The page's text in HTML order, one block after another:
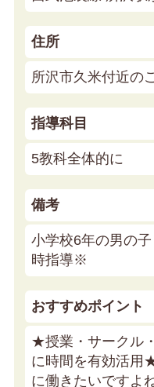
住所
所沢市久米付近の
指導科目
5教科全体的に
備考
小学校6年の男の
時指導※
おすすめポイント
★授業・サークル
に時間を有効活用
に働きたいですよ